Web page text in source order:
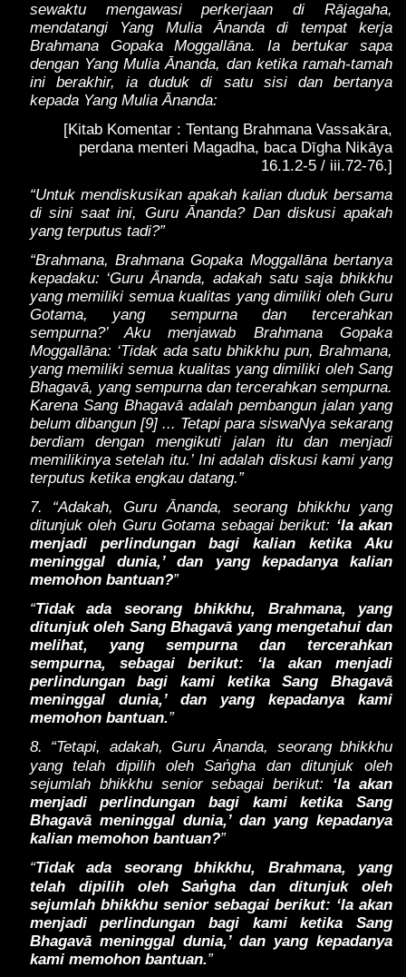
sewaktu mengawasi perkerjaan di Rājagaha,
mendatangi Yang Mulia Ānanda di tempat kerja
Brahmana Gopaka Moggallāna. Ia bertukar sapa
dengan Yang Mulia Ānanda, dan ketika ramah-tamah
ini berakhir, ia duduk di satu sisi dan bertanya
kepada Yang Mulia Ānanda:
[Kitab Komentar : Tentang Brahmana Vassakāra,
perdana menteri Magadha, baca Dīgha Nikāya
16.1.2-5 / iii.72-76.]
“Untuk mendiskusikan apakah kalian duduk bersama
di sini saat ini, Guru Ānanda? Dan diskusi apakah
yang terputus tadi?”
“Brahmana, Brahmana Gopaka Moggallāna bertanya
kepadaku: ‘Guru Ānanda, adakah satu saja bhikkhu
yang memiliki semua kualitas yang dimiliki oleh Guru
Gotama, yang sempurna dan tercerahkan
sempurna?’ Aku menjawab Brahmana Gopaka
Moggallāna: ‘Tidak ada satu bhikkhu pun, Brahmana,
yang memiliki semua kualitas yang dimiliki oleh Sang
Bhagavā, yang sempurna dan tercerahkan sempurna.
Karena Sang Bhagavā adalah pembangun jalan yang
belum dibangun [9] ... Tetapi para siswaNya sekarang
berdiam dengan mengikuti jalan itu dan menjadi
memilikinya setelah itu.’ Ini adalah diskusi kami yang
terputus ketika engkau datang.”
7. “Adakah, Guru Ānanda, seorang bhikkhu yang
ditunjuk oleh Guru Gotama sebagai berikut: ‘Ia akan
menjadi perlindungan bagi kalian ketika Aku
meninggal dunia,’ dan yang kepadanya kalian
memohon bantuan?”
“Tidak ada seorang bhikkhu, Brahmana, yang
ditunjuk oleh Sang Bhagavā yang mengetahui dan
melihat, yang sempurna dan tercerahkan
sempurna, sebagai berikut: ‘Ia akan menjadi
perlindungan bagi kami ketika Sang Bhagavā
meninggal dunia,’ dan yang kepadanya kami
memohon bantuan.”
8. “Tetapi, adakah, Guru Ānanda, seorang bhikkhu
yang telah dipilih oleh Saṅgha dan ditunjuk oleh
sejumlah bhikkhu senior sebagai berikut: ‘Ia akan
menjadi perlindungan bagi kami ketika Sang
Bhagavā meninggal dunia,’ dan yang kepadanya
kalian memohon bantuan?”
“Tidak ada seorang bhikkhu, Brahmana, yang
telah dipilih oleh Saṅgha dan ditunjuk oleh
sejumlah bhikkhu senior sebagai berikut: ‘Ia akan
menjadi perlindungan bagi kami ketika Sang
Bhagavā meninggal dunia,’ dan yang kepadanya
kami memohon bantuan.”